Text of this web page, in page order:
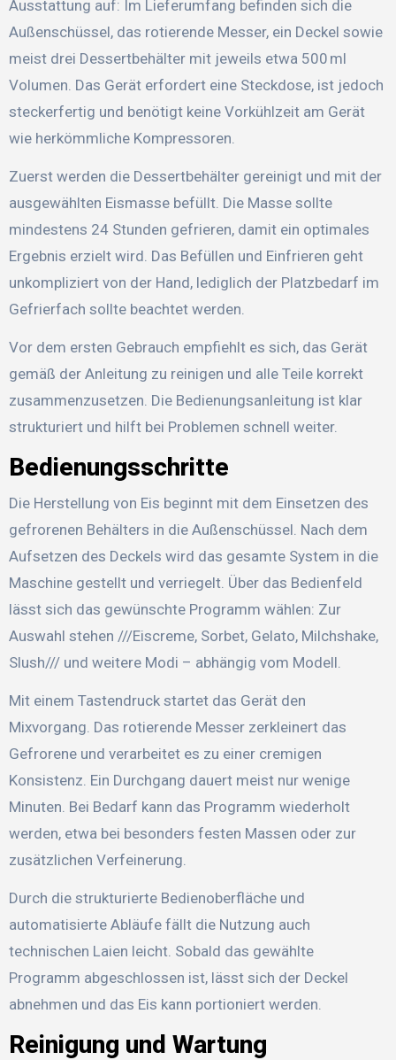
Ausstattung auf: Im Lieferumfang befinden sich die
Außenschüssel, das rotierende Messer, ein Deckel sowie
meist drei Dessertbehälter mit jeweils etwa 500 ml
Volumen. Das Gerät erfordert eine Steckdose, ist jedoch
steckerfertig und benötigt keine Vorkühlzeit am Gerät
wie herkömmliche Kompressoren.
Zuerst werden die Dessertbehälter gereinigt und mit der
ausgewählten Eismasse befüllt. Die Masse sollte
mindestens 24 Stunden gefrieren, damit ein optimales
Ergebnis erzielt wird. Das Befüllen und Einfrieren geht
unkompliziert von der Hand, lediglich der Platzbedarf im
Gefrierfach sollte beachtet werden.
Vor dem ersten Gebrauch empfiehlt es sich, das Gerät
gemäß der Anleitung zu reinigen und alle Teile korrekt
zusammenzusetzen. Die Bedienungsanleitung ist klar
strukturiert und hilft bei Problemen schnell weiter.
Bedienungsschritte
Die Herstellung von Eis beginnt mit dem Einsetzen des
gefrorenen Behälters in die Außenschüssel. Nach dem
Aufsetzen des Deckels wird das gesamte System in die
Maschine gestellt und verriegelt. Über das Bedienfeld
lässt sich das gewünschte Programm wählen: Zur
Auswahl stehen ///Eiscreme, Sorbet, Gelato, Milchshake,
Slush/// und weitere Modi – abhängig vom Modell.
Mit einem Tastendruck startet das Gerät den
Mixvorgang. Das rotierende Messer zerkleinert das
Gefrorene und verarbeitet es zu einer cremigen
Konsistenz. Ein Durchgang dauert meist nur wenige
Minuten. Bei Bedarf kann das Programm wiederholt
werden, etwa bei besonders festen Massen oder zur
zusätzlichen Verfeinerung.
Durch die strukturierte Bedienoberfläche und
automatisierte Abläufe fällt die Nutzung auch
technischen Laien leicht. Sobald das gewählte
Programm abgeschlossen ist, lässt sich der Deckel
abnehmen und das Eis kann portioniert werden.
Reinigung und Wartung